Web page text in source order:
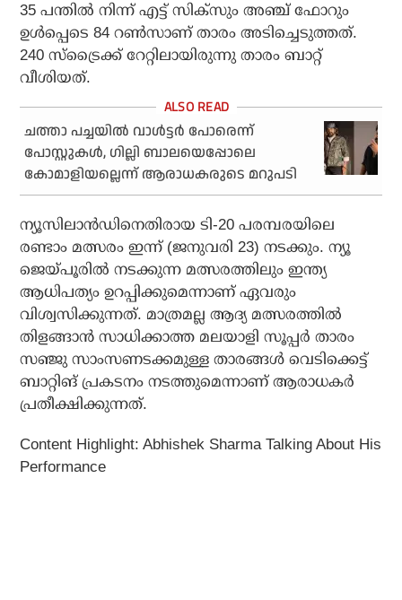
35 പന്തില്‍ നിന്ന് എട്ട് സിക്‌സും അഞ്ച് ഫോറും
ഉള്‍പ്പെടെ 84 റണ്‍സാണ് താരം അടിച്ചെടുത്തത്.
240 സ്ട്രൈക്ക് റേറ്റിലായിരുന്നു താരം ബാറ്റ്
വീശിയത്.
ചത്താ പച്ചയില്‍ വാള്‍ട്ടര്‍ പോരെന്ന്
പോസ്റ്റുകള്‍, ഗില്ലി ബാലയെപ്പോലെ
കോമാളിയല്ലെന്ന് ആരാധകരുടെ മറുപടി
ന്യൂസിലാന്‍ഡിനെതിരായ ടി-20 പരമ്പരയിലെ
രണ്ടാം മത്സരം ഇന്ന് (ജനുവരി 23) നടക്കും. ന്യൂ
ജെയ്പൂരില്‍ നടക്കുന്ന മത്സരത്തിലും ഇന്ത്യ
ആധിപത്യം ഉറപ്പിക്കുമെന്നാണ് ഏവരും
വിശ്വസിക്കുന്നത്. മാത്രമല്ല ആദ്യ മത്സരത്തില്‍
തിളങ്ങാന്‍ സാധിക്കാത്ത മലയാളി സൂപ്പര്‍ താരം
സഞ്ജു സാംസണടക്കമുള്ള താരങ്ങള്‍ വെടിക്കെട്ട്
ബാറ്റിങ് പ്രകടനം നടത്തുമെന്നാണ് ആരാധകര്‍
പ്രതീക്ഷിക്കുന്നത്.
Content Highlight: Abhishek Sharma Talking About His
Performance